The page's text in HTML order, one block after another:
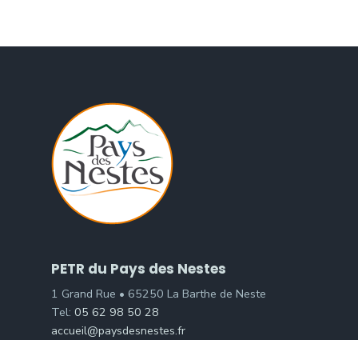
PETR du Pays des Nestes
1 Grand Rue • 65250 La Barthe de Neste
Tel: 05 62 98 50 28
accueil@paysdesnestes.fr